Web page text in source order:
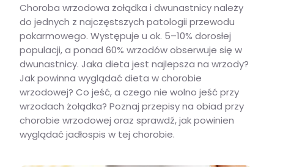
Choroba wrzodowa żołądka i dwunastnicy należy
do jednych z najczęstszych patologii przewodu
pokarmowego. Występuje u ok. 5–10% dorosłej
populacji, a ponad 60% wrzodów obserwuje się w
dwunastnicy. Jaka dieta jest najlepsza na wrzody?
Jak powinna wyglądać dieta w chorobie
wrzodowej? Co jeść, a czego nie wolno jeść przy
wrzodach żołądka? Poznaj przepisy na obiad przy
chorobie wrzodowej oraz sprawdź, jak powinien
wyglądać jadłospis w tej chorobie.